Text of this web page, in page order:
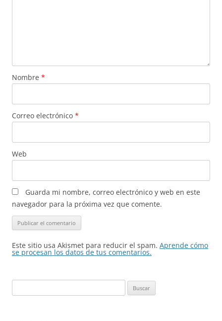
Nombre *
Correo electrónico *
Web
Guarda mi nombre, correo electrónico y web en este
navegador para la próxima vez que comente.
Este sitio usa Akismet para reducir el spam. Aprende cómo
se procesan los datos de tus comentarios.